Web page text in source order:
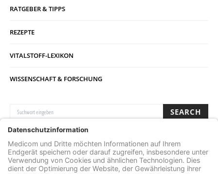
RATGEBER & TIPPS
REZEPTE
VITALSTOFF-LEXIKON
WISSENSCHAFT & FORSCHUNG
SUCHE NACH: SEARCH
Archive